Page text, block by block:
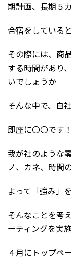
期計画、長期５
合宿をしている
その際には、商
する時間があり
いでしょうか
そんな中で、自
即座に〇〇です
我が社のような
ノ、カネ、時間
よって「強み」
そんなことを考
ーティングを実
４月にトップペ